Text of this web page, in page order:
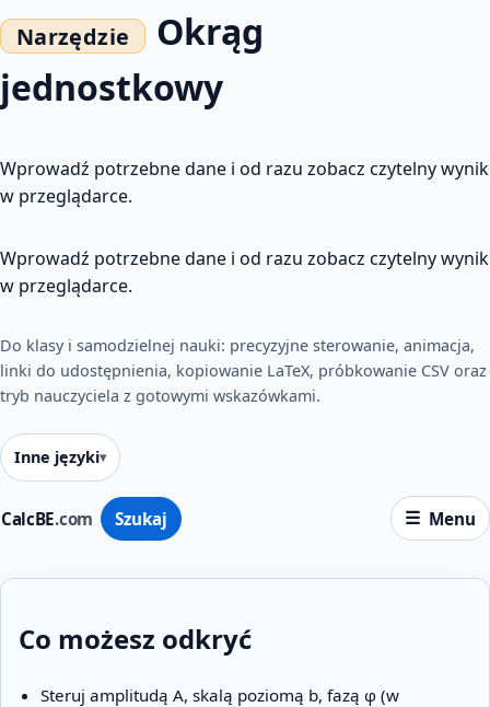
CalcBE.com Szukaj Menu
Okrąg
jednostkowy
Wprowadź potrzebne dane i od razu zobacz czytelny wynik
w przeglądarce.
Wprowadź potrzebne dane i od razu zobacz czytelny wynik
w przeglądarce.
Do klasy i samodzielnej nauki: precyzyjne sterowanie, animacja,
linki do udostępnienia, kopiowanie LaTeX, próbkowanie CSV oraz
tryb nauczyciela z gotowymi wskazówkami.
Inne języki
Co możesz odkryć
Steruj amplitudą A, skalą poziomą b, fazą φ (w